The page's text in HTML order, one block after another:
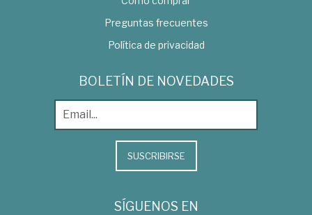
Preguntas frecuentes
Política de privacidad
BOLETÍN DE NOVEDADES
SUSCRIBIRSE
SÍGUENOS EN